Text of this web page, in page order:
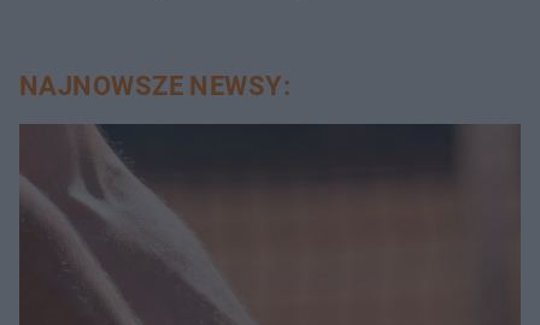
NAJNOWSZE NEWSY: